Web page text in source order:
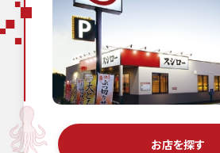
お店を探す